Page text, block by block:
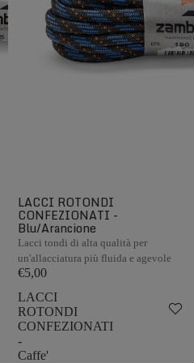
LACCI ROTONDI
CONFEZIONATI -
Blu/Arancione
Lacci tondi di alta qualità per
un'allacciatura più fluida e agevole
€5,00
LACCI
ROTONDI
CONFEZIONATI
-
Caffe'